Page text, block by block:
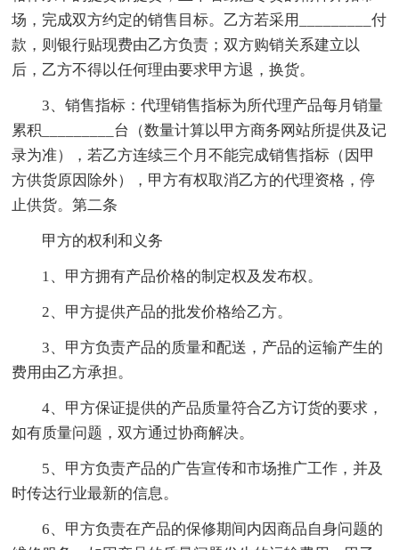
场，完成双方约定的销售目标。乙方若采用_________付
款，则银行贴现费由乙方负责；双方购销关系建立以
后，乙方不得以任何理由要求甲方退，换货。
3、销售指标：代理销售指标为所代理产品每月销量
累积_________台（数量计算以甲方商务网站所提供及记
录为准），若乙方连续三个月不能完成销售指标（因甲
方供货原因除外），甲方有权取消乙方的代理资格，停
止供货。第二条
甲方的权利和义务
1、甲方拥有产品价格的制定权及发布权。
2、甲方提供产品的批发价格给乙方。
3、甲方负责产品的质量和配送，产品的运输产生的
费用由乙方承担。
4、甲方保证提供的产品质量符合乙方订货的要求，
如有质量问题，双方通过协商解决。
5、甲方负责产品的广告宣传和市场推广工作，并及
时传达行业最新的信息。
6、甲方负责在产品的保修期间内因商品自身问题的